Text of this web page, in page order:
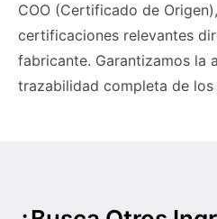
COO (Certificado de
certificaciones relevantes
fabricante. Garantizamos la
trazabilidad completa de los